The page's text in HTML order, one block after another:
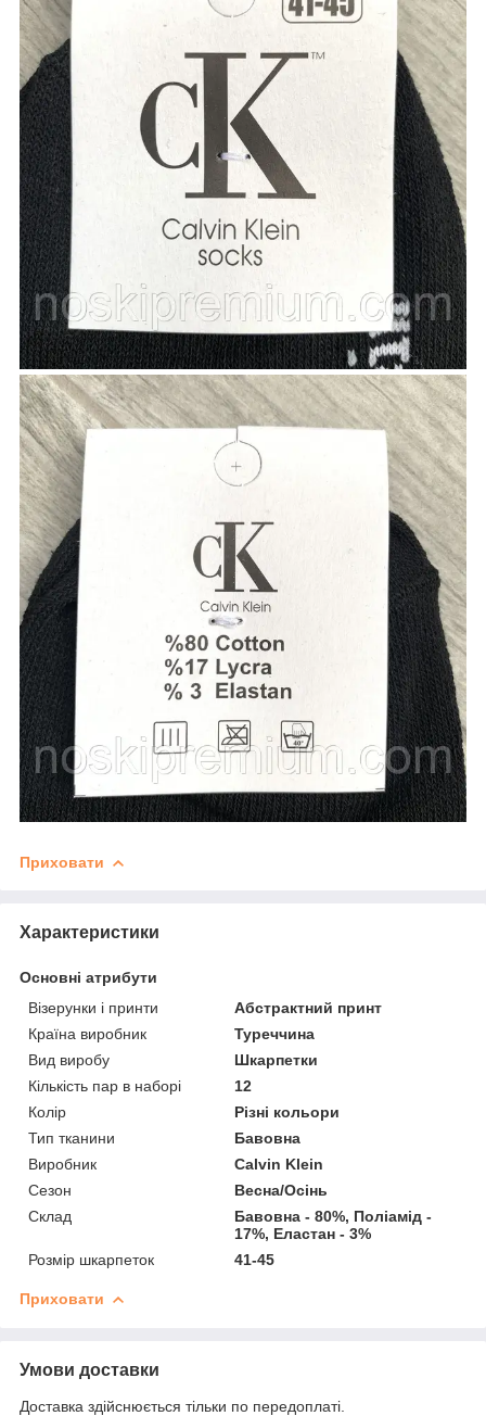
Приховати
Характеристики
Основні атрибути
Візерунки і принти
Абстрактний принт
Країна виробник
Туреччина
Вид виробу
Шкарпетки
Кількість пар в наборі
12
Колір
Різні кольори
Тип тканини
Бавовна
Виробник
Calvin Klein
Сезон
Весна/Осінь
Склад
Бавовна - 80%, Поліамід -
17%, Еластан - 3%
Розмір шкарпеток
41-45
Приховати
Умови доставки
Доставка здійснюється тільки по передоплаті.